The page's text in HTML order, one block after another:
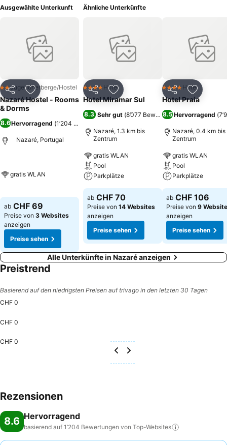
Ausgewählte Unterkunft
Teilen Zu Favoriten hinzufügen
2 Sterne
Jugendherberge/Hostel
Nazaré Hostel - Rooms
& Dorms
8.6Hervorragend (1’204 Bewertungen
Nazaré, Portugal
gratis WLAN
ab CHF 69
Preise von 3 Websites
anzeigen
Preise sehen
Ähnliche Unterkünfte
Teilen Zu Favoriten hinzufügen
4 SterneHotel
Hotel Miramar Sul
8.3 Sehr gut (8’077 Bewertungen)
Nazaré, 1.3 km bis
Zentrum
gratis WLAN
Pool
Parkplätze
ab CHF 70
Preise von 14 Websites
anzeigen
Preise sehen
Teilen Zu
4 SterneHotel
Hotel Praia
8.5Hervorragend (
Nazaré, 0.4 km bis
Zentrum
gratis WLAN
Pool
Parkplätze
ab CHF 106
Preise von 9
anzeigen
Preise sehen
Alle Unterkünfte in Nazaré anzeigen
Preistrend
Basierend auf den niedrigsten Preisen auf trivago in den letzten 30 Tagen
CHF 0
CHF 0
CHF 0
Rezensionen
8.6 Hervorragend
basierend auf 1’204 Bewertungen von Top-Websites